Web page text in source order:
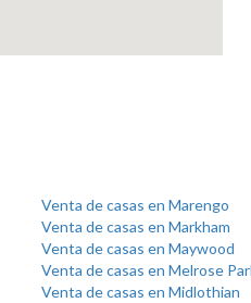
Venta de casas en Marengo
Venta de casas en Markham
Venta de casas en Maywood
Venta de casas en Melrose
Venta de casas en Midlothian